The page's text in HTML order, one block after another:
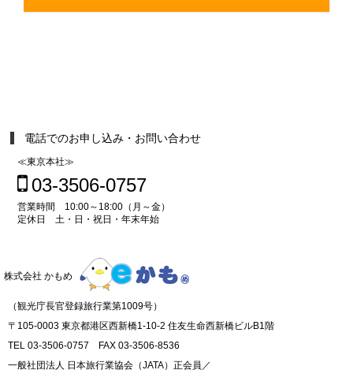
電話でのお申し込み・お問い合わせ
≪東京本社≫
03-3506-0757
営業時間 10:00～18:00（月～金）
定休日 土・日・祝日・年末年始
株式会社 かもめ
（観光庁長官登録旅行業第1009号）
〒105-0003 東京都港区西新橋1-10-2 住友生命西新橋ビルB1階
TEL 03-3506-0757 FAX 03-3506-8536
一般社団法人 日本旅行業協会（JATA）正会員／